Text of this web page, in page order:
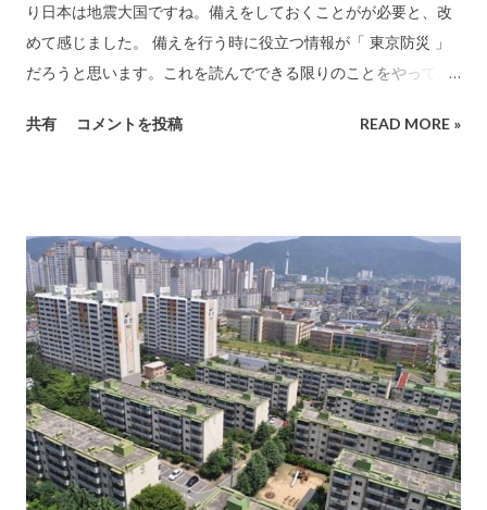
り日本は地震大国ですね。備えをしておくことがが必要と、改
めて感じました。 備えを行う時に役立つ情報が「 東京防災 」
だろうと思います。これを読んでできる限りのことをやってお
「東京防災」とは 東京の地域特性や都市構造、都民のライフス
クリックして参考にお読みください。 (「 防災アクション備蓄
」の 冒頭部分 を引用致します。) 物の備え 発災時なにより不可
欠なのが、食料品や生活必需品の蓄え。在宅避難をする、そし
て生きのびるための備えをしましょう。 室外の備え 安全に避難
するためには、家のまわりの状況や危険度を知っておくこと。
避難経路を調べ、事前に歩いてみることも重要です。 室内の備
え 家具類の下敷きにならないための転倒・落下・移動防止や、
ガラス飛散防止対策をする必要があります。通路を物でふさが
ないことも大切です。 コミュニケーションという備え 災害時に
共有 コメントを投稿 READ MORE »